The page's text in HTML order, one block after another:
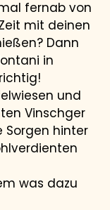
fernab von
mit deinen
Dann
in
und
Vinschger
Sorgen hinter
was dazu